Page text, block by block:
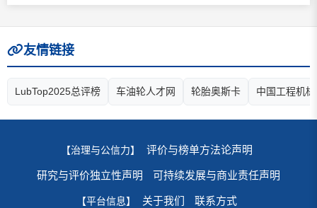
友情链接
LubTop2025总评榜 车油轮人才网 轮胎奥斯卡 中国工程机
【治理与公信力】 评价与榜单方法论声明
研究与评价独立性声明 可持续发展与商业责任声明
【平台信息】 关于我们 联系方式